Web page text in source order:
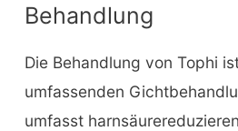
Behandlung
Die Behandlung von Tophi
umfassenden
umfasst